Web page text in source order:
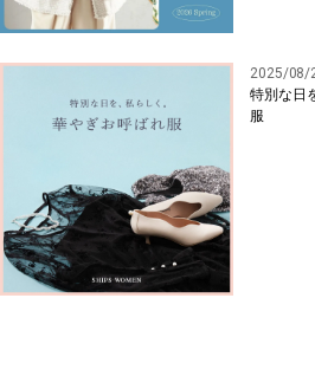
2025/08/
特別な日
服